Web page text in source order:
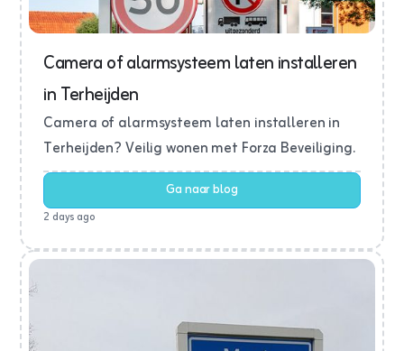
Camera of alarmsysteem laten installeren
in Terheijden
Camera of alarmsysteem laten installeren in
Terheijden? Veilig wonen met Forza Beveiliging.
Ga naar blog
2 days ago